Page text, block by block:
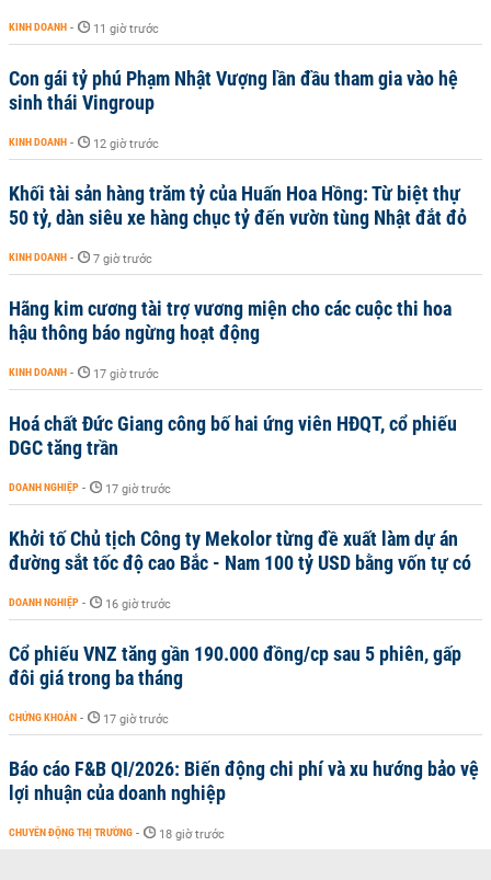
KINH DOANH - 11 giờ trước
Con gái tỷ phú Phạm Nhật Vượng lần đầu tham gia vào hệ
sinh thái Vingroup
KINH DOANH - 12 giờ trước
Khối tài sản hàng trăm tỷ của Huấn Hoa Hồng: Từ biệt thự
50 tỷ, dàn siêu xe hàng chục tỷ đến vườn tùng Nhật đắt đỏ
KINH DOANH - 7 giờ trước
Hãng kim cương tài trợ vương miện cho các cuộc thi hoa
hậu thông báo ngừng hoạt động
KINH DOANH - 17 giờ trước
Hoá chất Đức Giang công bố hai ứng viên HĐQT, cổ phiếu
DGC tăng trần
DOANH NGHIỆP - 17 giờ trước
Khởi tố Chủ tịch Công ty Mekolor từng đề xuất làm dự án
đường sắt tốc độ cao Bắc - Nam 100 tỷ USD bằng vốn tự có
DOANH NGHIỆP - 16 giờ trước
Cổ phiếu VNZ tăng gần 190.000 đồng/cp sau 5 phiên, gấp
đôi giá trong ba tháng
CHỨNG KHOÁN - 17 giờ trước
Báo cáo F&B QI/2026: Biến động chi phí và xu hướng bảo vệ
lợi nhuận của doanh nghiệp
CHUYỂN ĐỘNG THỊ TRƯỜNG - 18 giờ trước